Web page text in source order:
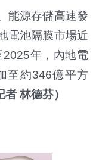
能源存儲高速發
電池隔膜市場近
年，內地電
至約346億平方
者 林德芬）